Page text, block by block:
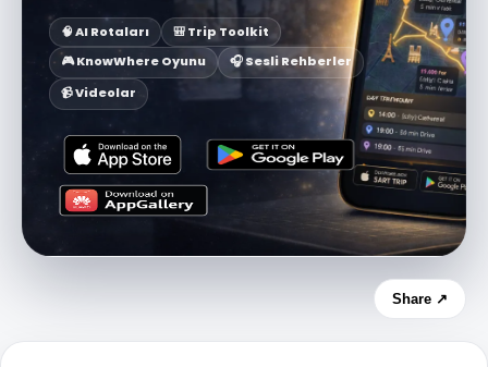
🧠 AI Rotaları
🎒 Trip Toolkit
🎮 KnowWhere Oyunu
🎧 Sesli Rehberler
📹 Videolar
Share ↗